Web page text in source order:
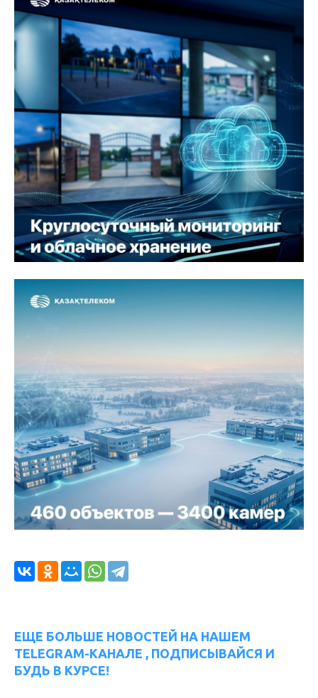
ЕЩЕ БОЛЬШЕ НОВОСТЕЙ НА НАШЕМ
TELEGRAM-КАНАЛЕ , ПОДПИСЫВАЙСЯ И
БУДЬ В КУРСЕ!